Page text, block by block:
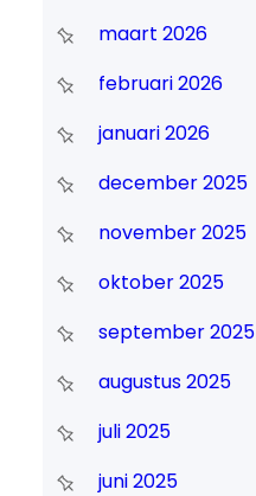
maart 2026
februari 2026
januari 2026
december 2025
november 2025
oktober 2025
september 2025
augustus 2025
juli 2025
juni 2025